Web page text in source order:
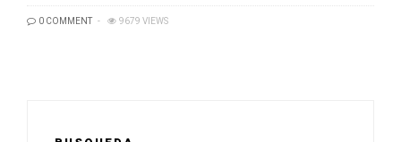
0 COMMENT 9679 VIEWS